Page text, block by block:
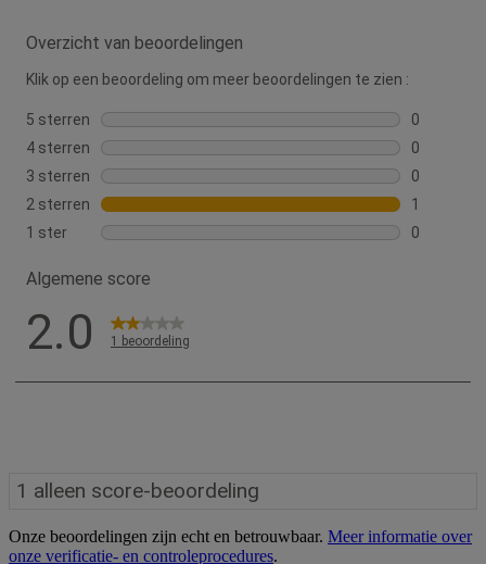
Onze beoordelingen zijn echt en betrouwbaar. Meer informatie over
onze verificatie- en controleprocedures.